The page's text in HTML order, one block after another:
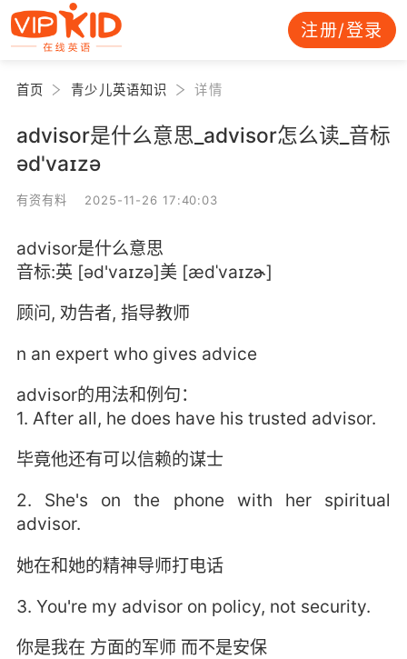
注册/登录
首页 青少儿英语知识 详情
advisor是什么意思_advisor怎么读_音标
əd'vaɪzə
有资有料 2025-11-26 17:40:03
advisor是什么意思
音标:英 [əd'vaɪzə]美 [ædˈvaɪzɚ]
顾问, 劝告者, 指导教师
n an expert who gives advice
advisor的用法和例句：
1. After all, he does have his trusted advisor.
毕竟他还有可以信赖的谋士
2. She's on the phone with her spiritual
advisor.
她在和她的精神导师打电话
3. You're my advisor on policy, not security.
你是我在 方面的军师 而不是安保